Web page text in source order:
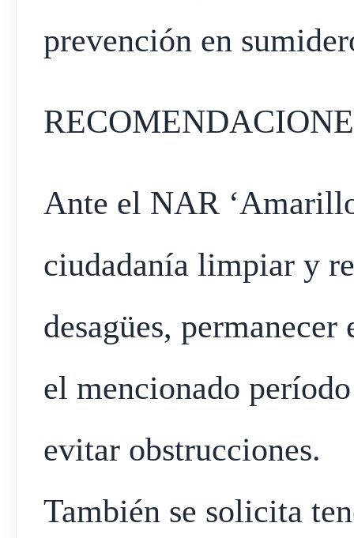
prevención en
Ante el NAR
ciudadanía limpiar y
desagües,
el mencionado
evitar obstrucciones.
También se solicita